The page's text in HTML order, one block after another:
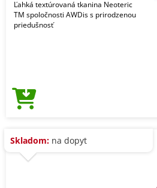
Ľahká textúrovaná tkanina Neoteric
TM spoločnosti AWDis s prirodzenou
priedušnosť
Skladom: na dopyt